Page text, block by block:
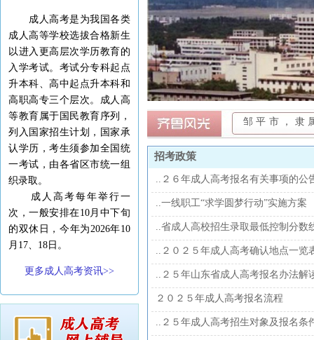
邹平市，隶
招考政策
..２６年成人高考报名有关事项的公
..一线职工“求学圆梦行动”实施方案
..省成人高校招生录取最低控制分数
..２０２５年成人高考确认地点一览
..２５年山东省成人高考报名办法解
２０２５年成人高考报名流程
..２５年成人高考招生对象及报名条
成人高考是为我国各类
成人高等学校选拔合格新生
以进入更高层次学历教育的
入学考试。考试分专科起点
升本科、高中起点升本科和
高职高专三个层次。成人高
等教育属于国民教育序列，
列入国家招生计划，国家承
认学历，考生须参加全国统
一考试，由各省区市统一组
织录取。
成人高考每年举行一
次，一般安排在10月中下旬
的双休日，今年为2026年10
月17、18日。
更多成人高考资讯>>